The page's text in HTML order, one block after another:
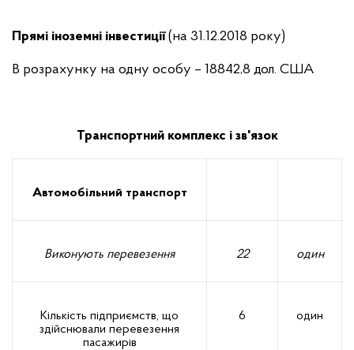
Прямі іноземні інвестиції(на 31.12.2018 року)
В розрахунку на одну особу – 18842,8 дол. США
Транспортний комплекс і зв'язок
Автомобільний транспорт
Виконують перевезення 22 один
Кількість підприємств, що
здійснювали перевезення
пасажирів
6 один